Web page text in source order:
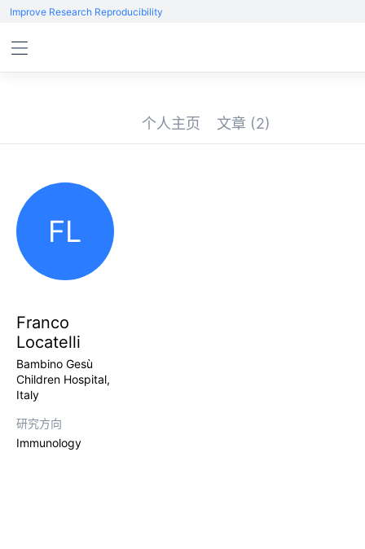
Improve Research Reproducibility
个人主页 文章 (2)
FL
Franco
Locatelli
Bambino Gesù
Children Hospital,
Italy
研究方向
Immunology